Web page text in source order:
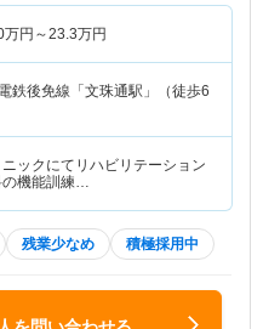
万円～23.3万円
鉄後免線「文珠通駅」（徒歩6
ニックにてリハビリテーション
の機能訓練…
残業少なめ 積極採用中